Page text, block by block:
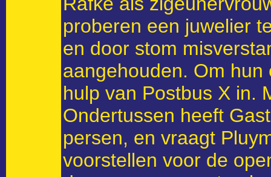
proberen een juwelier
en door stom
aangehouden. Om
hulp van Postbus X in.
Ondertussen heeft
persen, en vraagt
voorstellen voor de